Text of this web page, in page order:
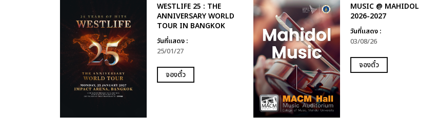
WESTLIFE 25 : THE
ANNIVERSARY WORLD
TOUR IN BANGKOK
วันที่แสดง :
25/01/27
จองตั๋ว
MUSIC @ MAHIDOL
2026-2027
วันที่แสดง :
03/08/26
จองตั๋ว